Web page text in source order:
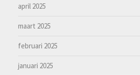
april 2025
maart 2025
februari 2025
januari 2025